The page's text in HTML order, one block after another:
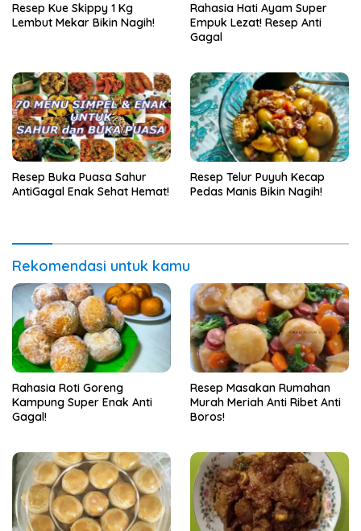
Resep Kue Skippy 1 Kg
Lembut Mekar Bikin Nagih!
Rahasia Hati Ayam Super
Empuk Lezat! Resep Anti
Gagal
Resep Buka Puasa Sahur
AntiGagal Enak Sehat Hemat!
Resep Telur Puyuh Kecap
Pedas Manis Bikin Nagih!
Rekomendasi untuk kamu
Rahasia Roti Goreng
Kampung Super Enak Anti
Gagal!
Resep Masakan Rumahan
Murah Meriah Anti Ribet Anti
Boros!